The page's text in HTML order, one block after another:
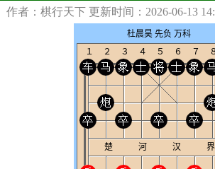
作者：棋行天下 更新时间：2026-06-13